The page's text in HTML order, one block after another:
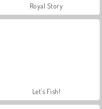
Royal Story
Let's Fish!